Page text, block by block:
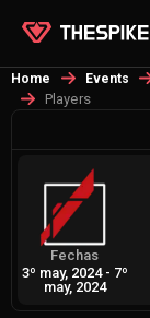
Home Events
Players
Fechas
3º may, 2024 - 7º
may, 2024